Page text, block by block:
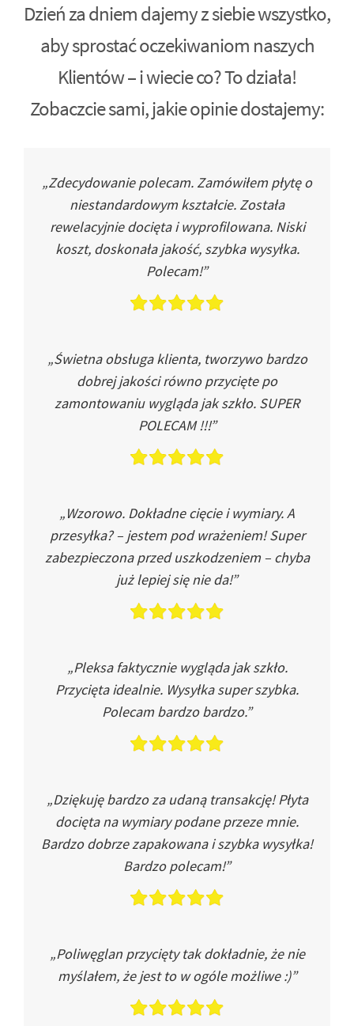
Dzień za dniem dajemy z siebie wszystko,
aby sprostać oczekiwaniom naszych
Klientów – i wiecie co? To działa!
Zobaczcie sami, jakie opinie dostajemy:
„Zdecydowanie polecam. Zamówiłem płytę o
niestandardowym kształcie. Została
rewelacyjnie docięta i wyprofilowana. Niski
koszt, doskonała jakość, szybka wysyłka.
Polecam!”
„Świetna obsługa klienta, tworzywo bardzo
dobrej jakości równo przycięte po
zamontowaniu wygląda jak szkło. SUPER
POLECAM !!!”
„Wzorowo. Dokładne cięcie i wymiary. A
przesyłka? – jestem pod wrażeniem! Super
zabezpieczona przed uszkodzeniem – chyba
już lepiej się nie da!”
„Pleksa faktycznie wygląda jak szkło.
Przycięta idealnie. Wysyłka super szybka.
Polecam bardzo bardzo.”
„Dziękuję bardzo za udaną transakcję! Płyta
docięta na wymiary podane przeze mnie.
Bardzo dobrze zapakowana i szybka wysyłka!
Bardzo polecam!”
„Poliwęglan przycięty tak dokładnie, że nie
myślałem, że jest to w ogóle możliwe :)”